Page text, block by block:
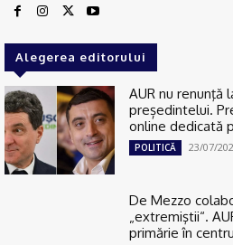
Alegerea editorului
AUR nu renunţă
președintelui.
online dedicată
POLITICĂ 23/07/
De Mezzo
„extremiştii“.
primărie în